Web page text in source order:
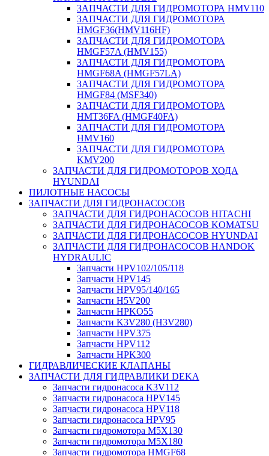
ЗАПЧАСТИ ДЛЯ ГИДРОМОТОРА HMV110
ЗАПЧАСТИ ДЛЯ ГИДРОМОТОРА
HMGF36(HMV116HF)
ЗАПЧАСТИ ДЛЯ ГИДРОМОТОРА
HMGF57A (HMV155)
ЗАПЧАСТИ ДЛЯ ГИДРОМОТОРА
HMGF68A (HMGF57LA)
ЗАПЧАСТИ ДЛЯ ГИДРОМОТОРА
HMGF84 (MSF340)
ЗАПЧАСТИ ДЛЯ ГИДРОМОТОРА
HMT36FA (HMGF40FA)
ЗАПЧАСТИ ДЛЯ ГИДРОМОТОРА
HMV160
ЗАПЧАСТИ ДЛЯ ГИДРОМОТОРА
KMV200
ЗАПЧАСТИ ДЛЯ ГИДРОМОТОРОВ ХОДА
HYUNDAI
ПИЛОТНЫЕ НАСОСЫ
ЗАПЧАСТИ ДЛЯ ГИДРОНАСОСОВ
ЗАПЧАСТИ ДЛЯ ГИДРОНАСОСОВ HITACHI
ЗАПЧАСТИ ДЛЯ ГИДРОНАСОСОВ KOMATSU
ЗАПЧАСТИ ДЛЯ ГИДРОНАСОСОВ HYUNDAI
ЗАПЧАСТИ ДЛЯ ГИДРОНАСОСОВ HANDOK
HYDRAULIC
Запчасти HPV102/105/118
Запчасти HPV145
Запчасти HPV95/140/165
Запчасти H5V200
Запчасти HPKO55
Запчасти K3V280 (H3V280)
Запчасти HPV375
Запчасти HPV112
Запчасти HPK300
ГИДРАВЛИЧЕСКИЕ КЛАПАНЫ
ЗАПЧАСТИ ДЛЯ ГИДРАВЛИКИ DEKA
Запчасти гидронасоса K3V112
Запчасти гидронасоса HPV145
Запчасти гидронасоса HPV118
Запчасти гидронасоса HPV95
Запчасти гидромотора M5X130
Запчасти гидромотора M5X180
Запчасти гидромотора HMGF68